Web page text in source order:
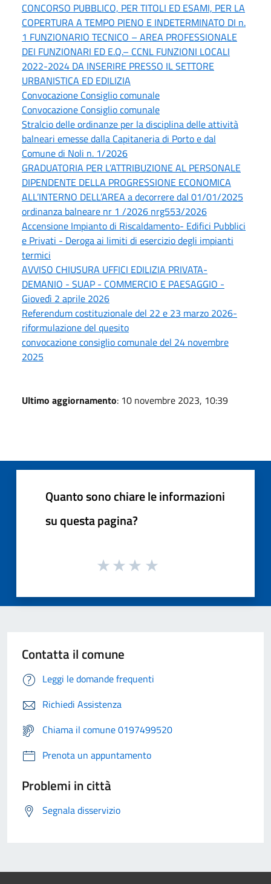
CONCORSO PUBBLICO, PER TITOLI ED ESAMI, PER LA
COPERTURA A TEMPO PIENO E INDETERMINATO DI n.
1 FUNZIONARIO TECNICO – AREA PROFESSIONALE
DEI FUNZIONARI ED E.Q.– CCNL FUNZIONI LOCALI
2022-2024 DA INSERIRE PRESSO IL SETTORE
URBANISTICA ED EDILIZIA
Convocazione Consiglio comunale
Convocazione Consiglio comunale
Stralcio delle ordinanze per la disciplina delle attività
balneari emesse dalla Capitaneria di Porto e dal
Comune di Noli n. 1/2026
GRADUATORIA PER L’ATTRIBUZIONE AL PERSONALE
DIPENDENTE DELLA PROGRESSIONE ECONOMICA
ALL’INTERNO DELL’AREA a decorrere dal 01/01/2025
ordinanza balneare nr 1 /2026 nrg553/2026
Accensione Impianto di Riscaldamento- Edifici Pubblici
e Privati - Deroga ai limiti di esercizio degli impianti
termici
AVVISO CHIUSURA UFFICI EDILIZIA PRIVATA-
DEMANIO - SUAP - COMMERCIO E PAESAGGIO -
Giovedì 2 aprile 2026
Referendum costituzionale del 22 e 23 marzo 2026-
riformulazione del quesito
convocazione consiglio comunale del 24 novembre
2025
Ultimo aggiornamento: 10 novembre 2023, 10:39
Quanto sono chiare le informazioni
su questa pagina?
Contatta il comune
Leggi le domande frequenti
Richiedi Assistenza
Chiama il comune 0197499520
Prenota un appuntamento
Problemi in città
Segnala disservizio